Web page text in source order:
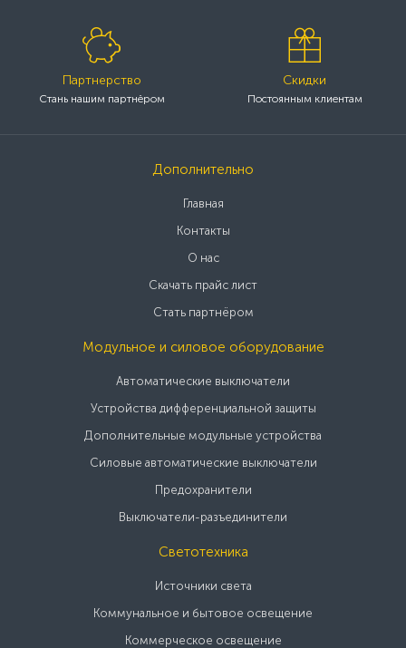
Партнерство
Стань нашим партнёром
Скидки
Постоянным клиентам
Дополнительно
Главная
Контакты
О нас
Скачать прайс лист
Стать партнёром
Модульное и силовое оборудование
Автоматические выключатели
Устройства дифференциальной защиты
Дополнительные модульные устройства
Силовые автоматические выключатели
Предохранители
Выключатели-разъединители
Светотехника
Источники света
Коммунальное и бытовое освещение
Коммерческое освещение